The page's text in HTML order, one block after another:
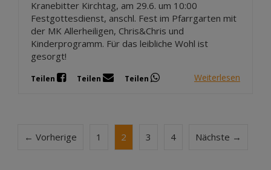
Kranebitter Kirchtag, am 29.6. um 10:00
Festgottesdienst, anschl. Fest im Pfarrgarten mit
der MK Allerheiligen, Chris&Chris und
Kinderprogramm. Für das leibliche Wohl ist
gesorgt!
Teilen Teilen Teilen Weiterlesen
← Vorherige 1 2 3 4 Nächste →